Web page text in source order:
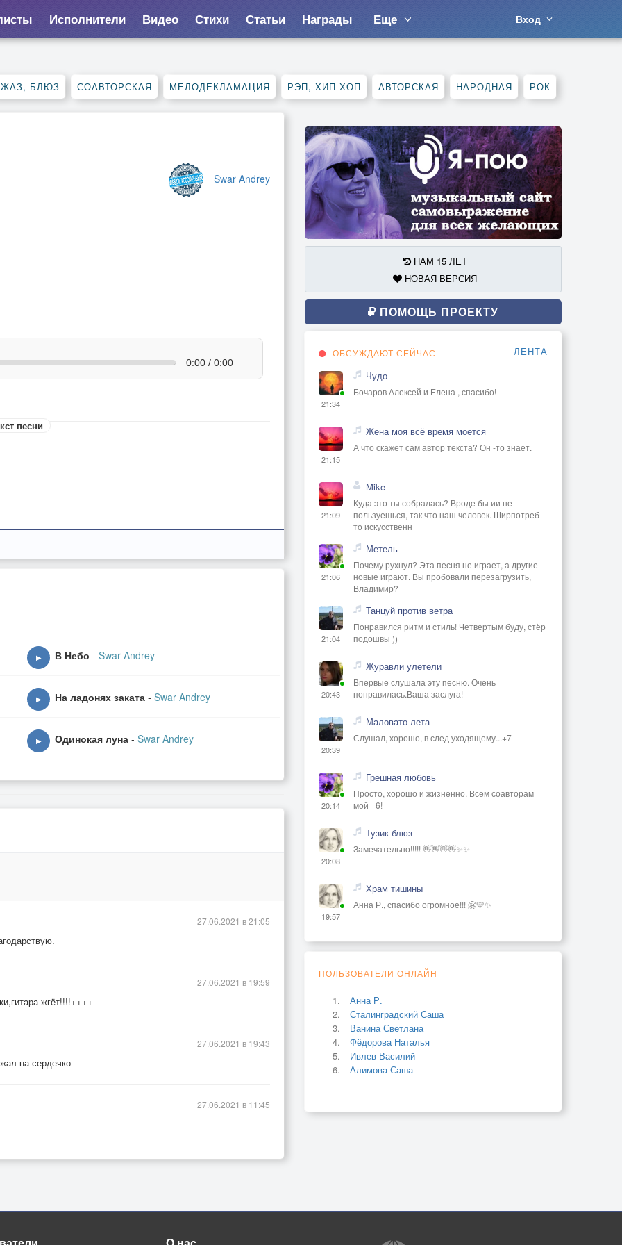
Исполнители Видео Стихи Статьи Награды Еще Вход
БЛЮЗ СОАВТОРСКАЯ МЕЛОДЕКЛАМАЦИЯ РЭП, ХИП-ХОП АВТОРСКАЯ НАРОДНАЯ РОК
Swar Andrey
0:00 / 0:00
песни
▶ В Небо - Swar Andrey
▶ На ладонях заката - Swar Andrey
▶ Одинокая луна - Swar Andrey
27.06.2021 в 21:05
жгёт!!!!++++
27.06.2021 в 19:59
на сердечко
27.06.2021 в 19:43
27.06.2021 в 11:45
НАМ 15 ЛЕТ
НОВАЯ ВЕРСИЯ
ПОМОЩЬ ПРОЕКТУ
ОБСУЖДАЮТ СЕЙЧАС ЛЕНТА
21:34
Чудо
Бочаров Алексей и Елена , спасибо!
21:15
Жена моя всё время моется
А что скажет сам автор текста? Он -то знает.
21:09
Mike
Куда это ты собралась? Вроде бы ии не
пользуешься, так что наш человек. Ширпотреб-
то искусственн
21:06
Метель
Почему рухнул? Эта песня не играет, а другие
новые играют. Вы пробовали перезагрузить,
Владимир?
21:04
Танцуй против ветра
Понравился ритм и стиль! Четвертым буду, стёр
подошвы ))
20:43
Журавли улетели
Впервые слушала эту песню. Очень
понравилась.Ваша заслуга!
20:39
Маловато лета
Слушал, хорошо, в след уходящему...+7
20:14
Грешная любовь
Просто, хорошо и жизненно. Всем соавторам
мой +6!
20:08
Тузик блюз
Замечательно!!!!! 👋👋👋👋✨✨
19:57
Храм тишины
Анна Р., спасибо огромное!!! 🤗💛✨
ПОЛЬЗОВАТЕЛИ ОНЛАЙН
Анна Р.
Сталинградский Саша
Ванина Светлана
Фёдорова Наталья
Ивлев Василий
Алимова Саша